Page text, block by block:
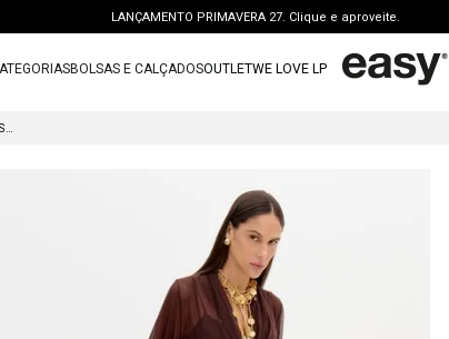
LANÇAMENTO PRIMAVERA 27. Clique e aproveite.
PERSONAL SHOPPER | garanta benefícios exclusivos. CONSULTAR >
FRETE GRÁTIS | a partir de R$ 699. APROVEITAR >
BOLSAS E CALÇADOSOUTLETWE LOVE LP
VESTIDO CURTO TRANSPASSADO TULE
calca
vestido curto